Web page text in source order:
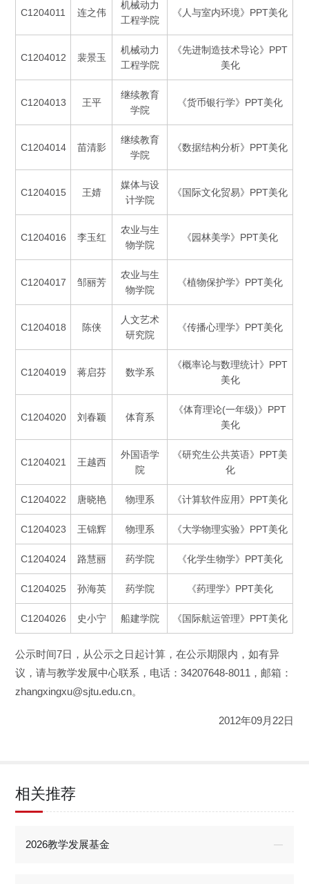
C1204011 连之伟
机械动力
工程学院
《人与室内环境》PPT美化
C1204012 裴景玉
机械动力
工程学院
《先进制造技术导论》PPT
美化
C1204013 王平
继续教育
学院
《货币银行学》PPT美化
C1204014 苗清影
继续教育
学院
《数据结构分析》PPT美化
C1204015 王婧
媒体与设
计学院
《国际文化贸易》PPT美化
C1204016 李玉红
农业与生
物学院
《园林美学》PPT美化
C1204017 邹丽芳
农业与生
物学院
《植物保护学》PPT美化
C1204018 陈侠
人文艺术
研究院
《传播心理学》PPT美化
C1204019 蒋启芬 数学系
《概率论与数理统计》PPT
美化
C1204020 刘春颖 体育系
《体育理论(一年级)》PPT
美化
C1204021 王越西
外国语学
院
《研究生公共英语》PPT美
化
C1204022 唐晓艳 物理系 《计算软件应用》PPT美化
C1204023 王锦辉 物理系 《大学物理实验》PPT美化
C1204024 路慧丽 药学院 《化学生物学》PPT美化
C1204025 孙海英 药学院 《药理学》PPT美化
C1204026 史小宁 船建学院 《国际航运管理》PPT美化
公示时间7日，从公示之日起计算，在公示期限内，如有异
议，请与教学发展中心联系，电话：34207648-8011，邮箱：
zhangxingxu@sjtu.edu.cn。
2012年09月22日
相关推荐
2026教学发展基金